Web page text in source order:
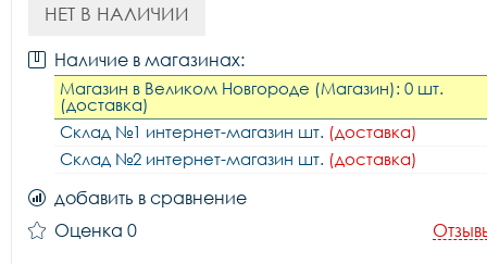
НЕТ В НАЛИЧИИ
Наличие в магазинах:
Магазин в Великом Новгороде (Магазин): 0 шт.
(доставка)
Склад №1 интернет-магазин шт. (доставка)
Склад №2 интернет-магазин шт. (доставка)
добавить в сравнение
Оценка 0